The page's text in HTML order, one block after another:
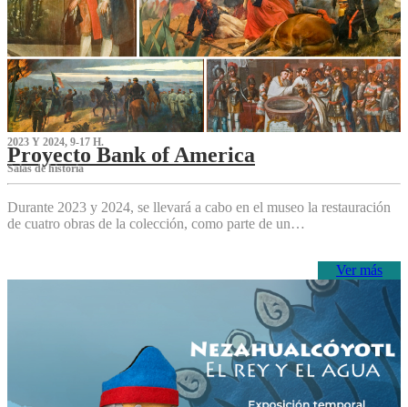
2023 Y 2024, 9-17 H.
Proyecto Bank of America
S‌alas de historia
Durante 2023 y 2024, se llevará a cabo en el museo la restauración
de cuatro obras de la colección, como parte de un…
Ver más